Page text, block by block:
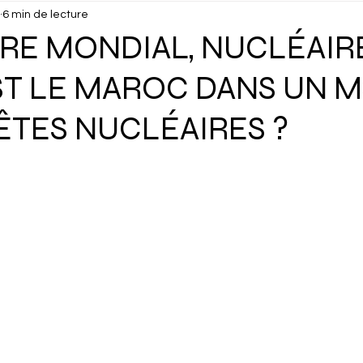
Confidentiel
Dossier Droits Humains Économie
MONDIAL,
LE MAROC DANS UN
NUCLÉAIRES ?
6 min de lecture